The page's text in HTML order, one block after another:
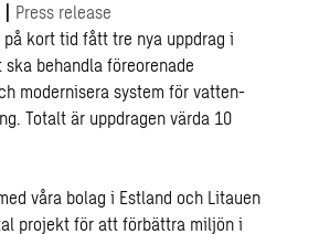
| Press release
på kort tid fått tre nya uppdrag i
ska behandla föreorenade
modernisera system för vatten-
Totalt är uppdragen värda 10
våra bolag i Estland och Litauen
projekt för att förbättra miljön i